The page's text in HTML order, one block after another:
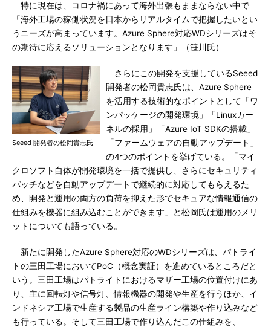
特に現在は、コロナ禍にあって海外出張もままならない中で
「海外工場の稼働状況を日本からリアルタイムで把握したいとい
うニーズが高まっています。Azure Sphere対応WDシリーズはそ
の期待に応えるソリューションとなります」（笹川氏）
Seeed 開発者の松岡貴志氏
さらにこの開発を支援しているSeeed
開発者の松岡貴志氏は、Azure Sphere
を活用する技術的なポイントとして「ワ
ンパッケージの開発環境」「Linuxカー
ネルの採用」「Azure IoT SDKの搭載」
「ファームウェアの自動アップデート」
の4つのポイントを挙げている。「マイ
クロソフト自体が開発環境を一括で提供し、さらにセキュリティ
パッチなどを自動アップデートで継続的に対応してもらえるた
め、開発と運用の両方の負荷を抑えた形でセキュアな情報通信の
仕組みを機器に組み込むことができます」と松岡氏は運用のメリ
ットについても語っている。
新たに開発したAzure Sphere対応のWDシリーズは、パトライ
トの三田工場においてPoC（概念実証）を進めているところだと
いう。三田工場はパトライトにおけるマザー工場の位置付けにあ
り、主に回転灯や信号灯、情報機器の開発や生産を行うほか、イ
ンドネシア工場で生産する製品の生産ライン構築や作り込みなど
も行っている。そして三田工場で作り込んだこの仕組みを、